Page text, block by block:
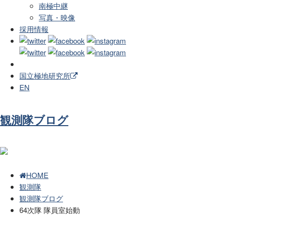
南極中継
写真・映像
採用情報
国立極地研究所
EN
観測隊ブログ
HOME
観測隊
観測隊ブログ
64次隊 隊員室始動